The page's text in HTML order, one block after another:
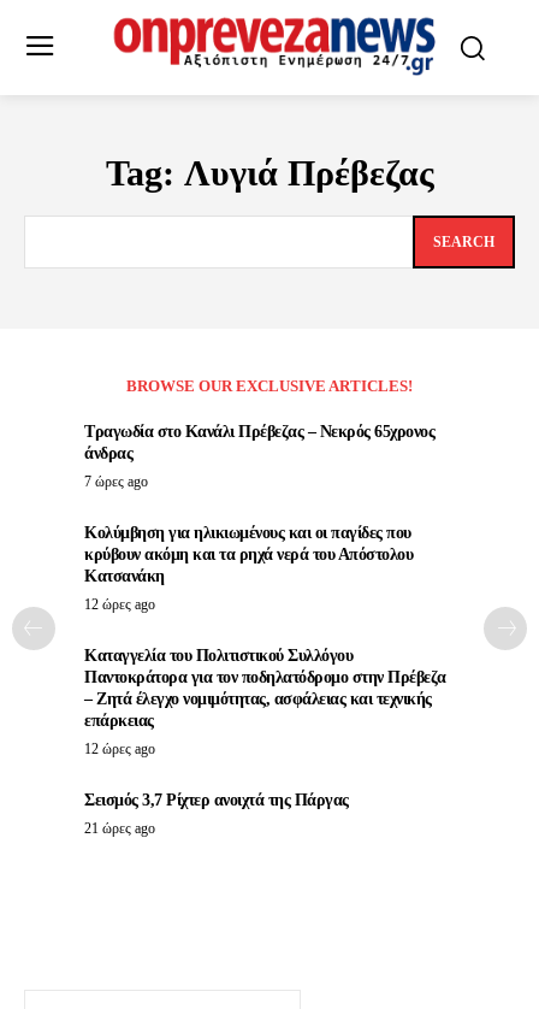
Tag: Λυγιά Πρέβεζας
SEARCH
BROWSE OUR EXCLUSIVE ARTICLES!
Τραγωδία στο Κανάλι Πρέβεζας – Νεκρός 65χρονος
άνδρας
7 ώρες ago
Κολύμβηση για ηλικιωμένους και οι παγίδες που
κρύβουν ακόμη και τα ρηχά νερά του Απόστολου
Κατσανάκη
12 ώρες ago
Καταγγελία του Πολιτιστικού Συλλόγου
Παντοκράτορα για τον ποδηλατόδρομο στην Πρέβεζα
– Ζητά έλεγχο νομιμότητας, ασφάλειας και τεχνικής
επάρκειας
12 ώρες ago
Σεισμός 3,7 Ρίχτερ ανοιχτά της Πάργας
21 ώρες ago